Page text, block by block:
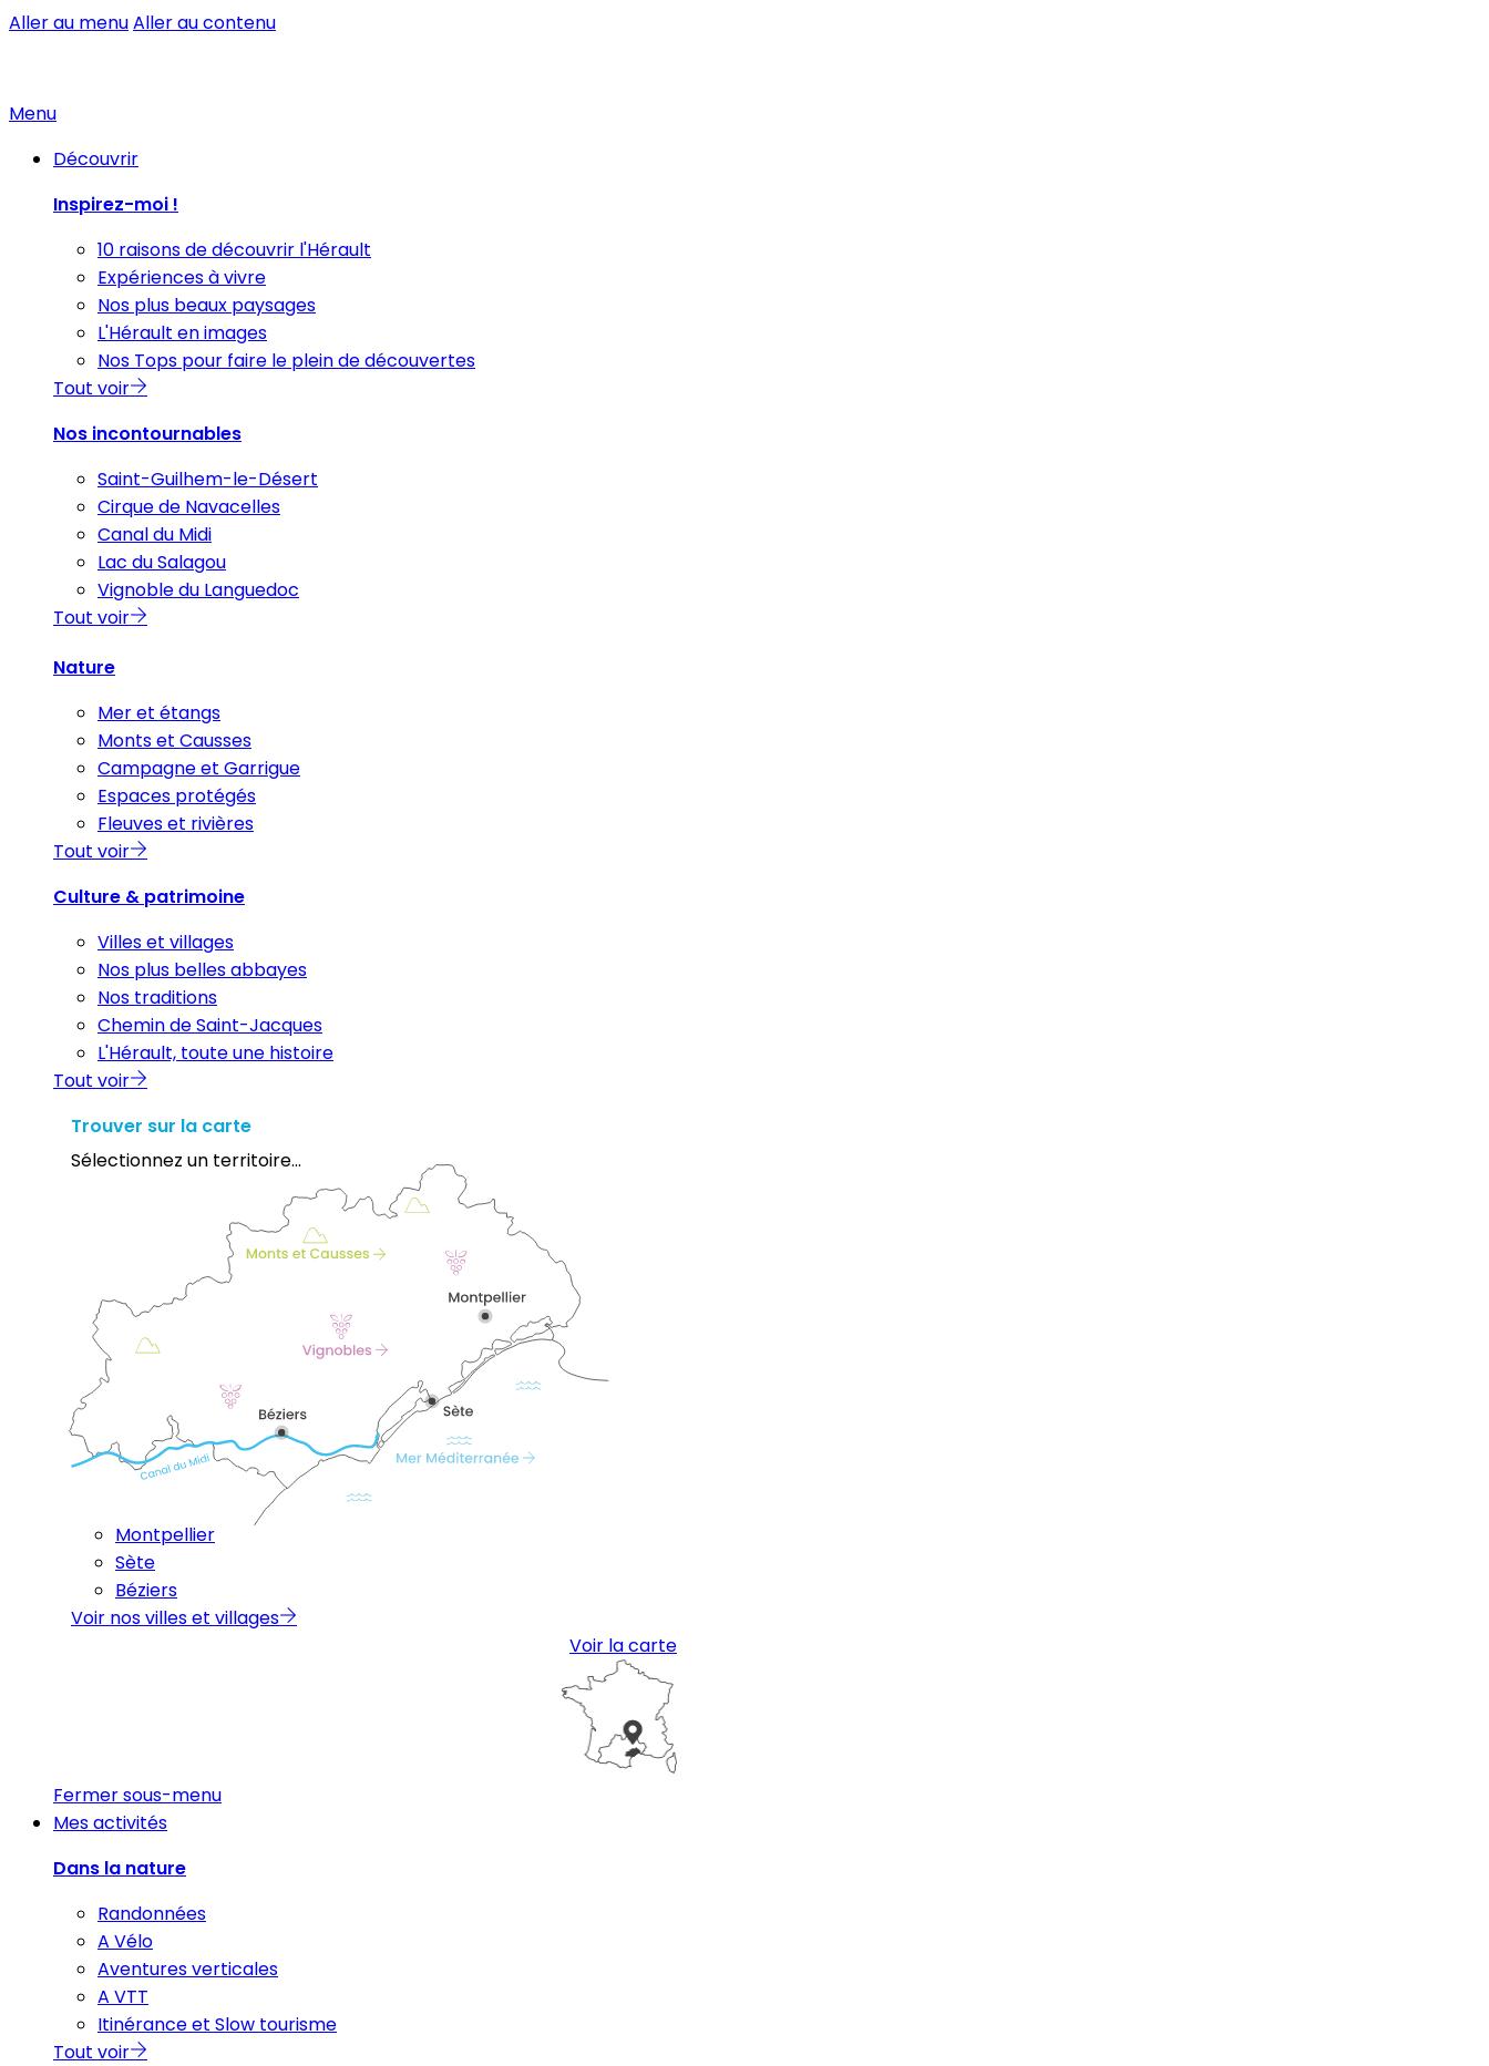
Aller au menuAller au contenu
Menu
Découvrir
Inspirez-moi !
10 raisons de découvrir l'Hérault
Expériences à vivre
Nos plus beaux paysages
L'Hérault en images
Nos Tops pour faire le plein de découvertes
Tout voir
Nos incontournables
Saint-Guilhem-le-Désert
Cirque de Navacelles
Canal du Midi
Lac du Salagou
Vignoble du Languedoc
Tout voir
Nature
Mer et étangs
Monts et Causses
Campagne et Garrigue
Espaces protégés
Fleuves et rivières
Tout voir
Culture & patrimoine
Villes et villages
Nos plus belles abbayes
Nos traditions
Chemin de Saint-Jacques
L'Hérault, toute une histoire
Tout voir
Trouver sur la carte
Sélectionnez un territoire...
Montpellier
Sète
Béziers
Voir nos villes et villages
Voir la carte
Fermer sous-menu
Mes activités
Dans la nature
Randonnées
A Vélo
Aventures verticales
A VTT
Itinérance et Slow tourisme
Tout voir